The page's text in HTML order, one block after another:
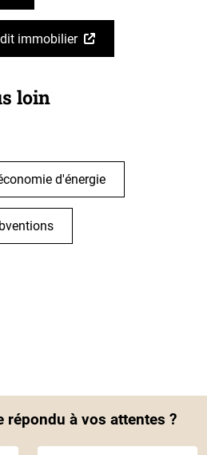
immobilier
loin
d'énergie
répondu à vos attentes ?